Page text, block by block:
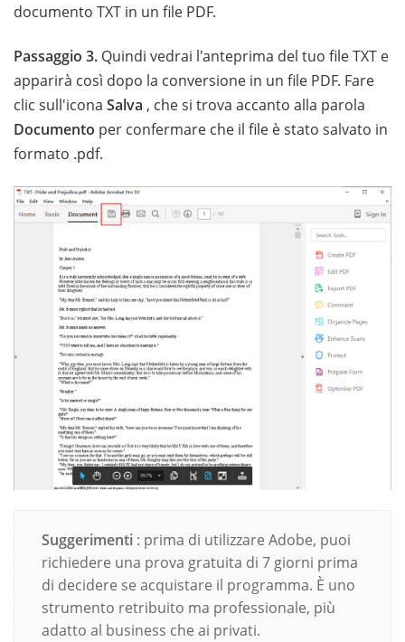
documento TXT in un file PDF.
Passaggio 3. Quindi vedrai l'anteprima del tuo file TXT e
apparirà così dopo la conversione in un file PDF. Fare
clic sull'icona Salva , che si trova accanto alla parola
Documento per confermare che il file è stato salvato in
formato .pdf.
Suggerimenti : prima di utilizzare Adobe, puoi
richiedere una prova gratuita di 7 giorni prima
di decidere se acquistare il programma. È uno
strumento retribuito ma professionale, più
adatto al business che ai privati.